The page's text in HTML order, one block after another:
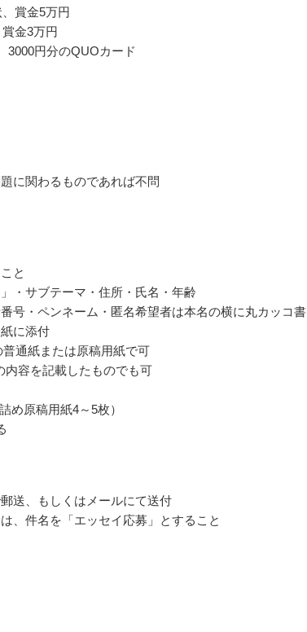
賞金5万円
金3万円
円分のQUOカード
に関わるものであれば不問
と
・サブテーマ・住所・氏名・年齢
号・ペンネーム・匿名希望者は本名の横に丸カッコ書
に添付
通紙または原稿用紙で可
容を記載したものでも可
め原稿用紙4～5枚）
送、もしくはメールにて送付
、件名を「エッセイ応募」とすること